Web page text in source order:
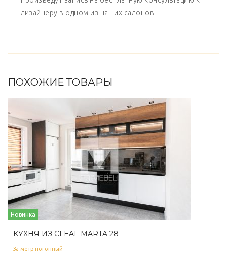
дизайнеру в одном из наших салонов.
ПОХОЖИЕ ТОВАРЫ
Новинка
КУХНЯ ИЗ CLEAF MARTA 28
За метр погонный